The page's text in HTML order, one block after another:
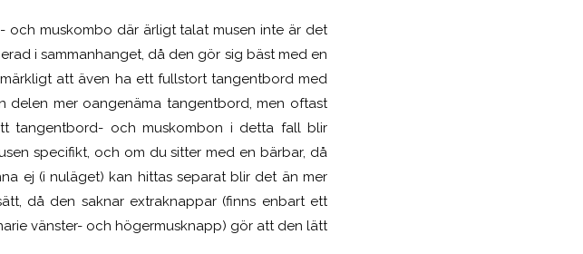
muskombo där ärligt talat musen inte är det
i sammanhanget, då den gör sig bäst med en
att även ha ett fullstort tangentbord med
delen mer oangenäma tangentbord, men oftast
tangentbord- och muskombon i detta fall blir
specifikt, och om du sitter med en bärbar, då
ej (i nuläget) kan hittas separat blir det än mer
då den saknar extraknappar (finns enbart ett
vänster- och högermusknapp) gör att den lätt